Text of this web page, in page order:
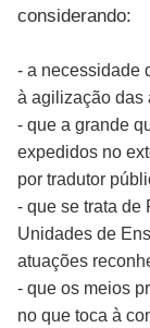
considerando:
- a necessidade
à agilização das
- que a grande
expedidos no
por tradutor
- que se trata de
Unidades de
atuações
- que os meios
no que toca à